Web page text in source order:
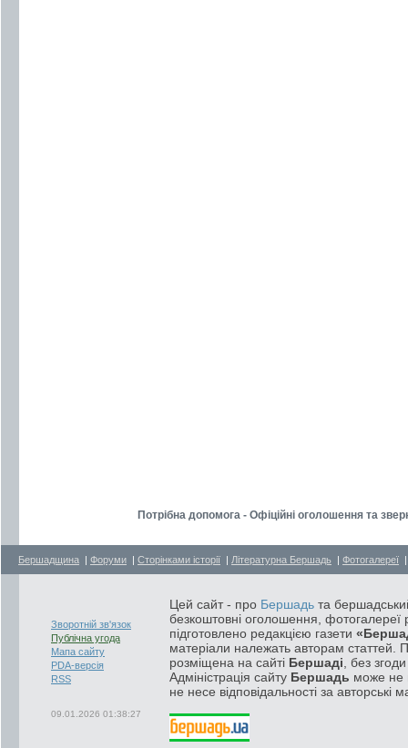
Потрібна допомога - Офіційні оголошення та
Бершадщина | Форуми | Сторінками історії | Літературна Бершадь | Фотогалереї
Зворотній зв'язок
Публічна угода
Мапа сайту
PDA-версія
RSS
09.01.2026 01:38:27
Цей сайт - про Бершадь та
безкоштовні оголошення, фотогалереї
підготовлено редакцією газети
матеріали належать авторам статтей.
розміщена на сайті Бершаді , без
Адміністрація сайту Бершадь може не
не несе відповідальності за авторські